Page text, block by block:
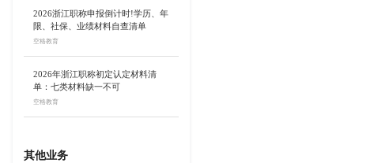
2026浙江职称申报倒计时!学历、年
限、社保、业绩材料自查清单
空格教育
2026年浙江职称初定认定材料清
单：七类材料缺一不可
空格教育
其他业务